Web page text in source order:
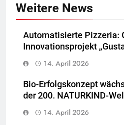
Weitere News
Automatisierte Pizzeria:
Innovationsprojekt
14. April 2026
Bio-Erfolgskonzept
der 200. NATURKIND-
14. April 2026